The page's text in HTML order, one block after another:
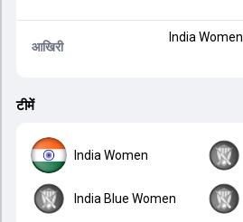
आखिरी
India Women
टीमें
India Women
India Blue Women